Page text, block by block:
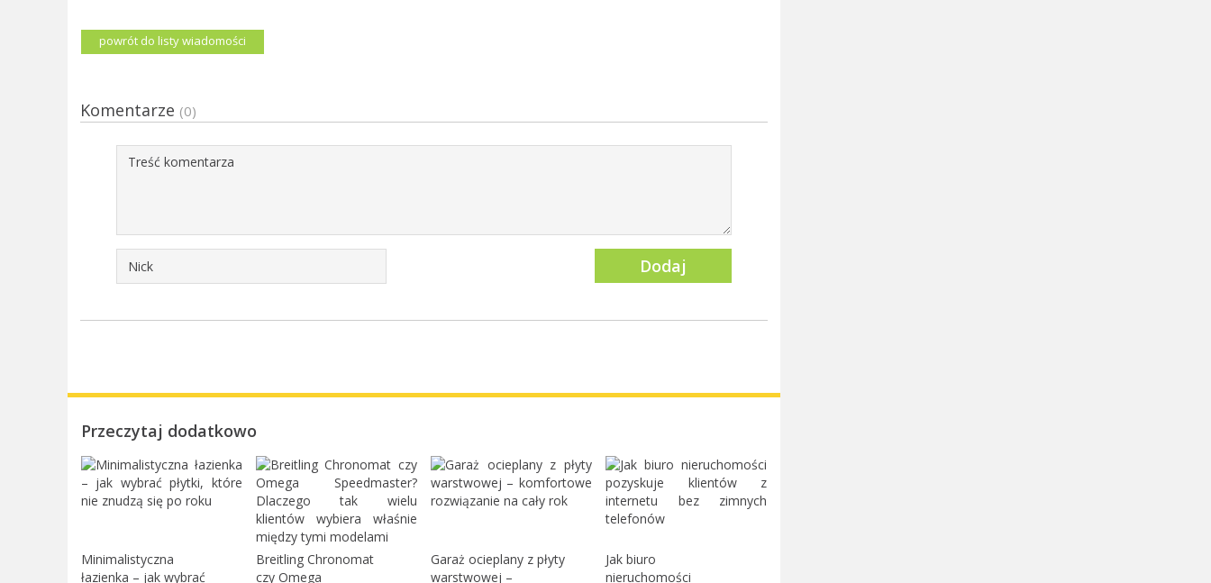
powrót do listy wiadomości
Komentarze (0)
Dodaj
Przeczytaj dodatkowo
Minimalistyczna
łazienka – jak wybrać
Breitling Chronomat
czy Omega
Garaż ocieplany z płyty
warstwowej –
Jak biuro
nieruchomości